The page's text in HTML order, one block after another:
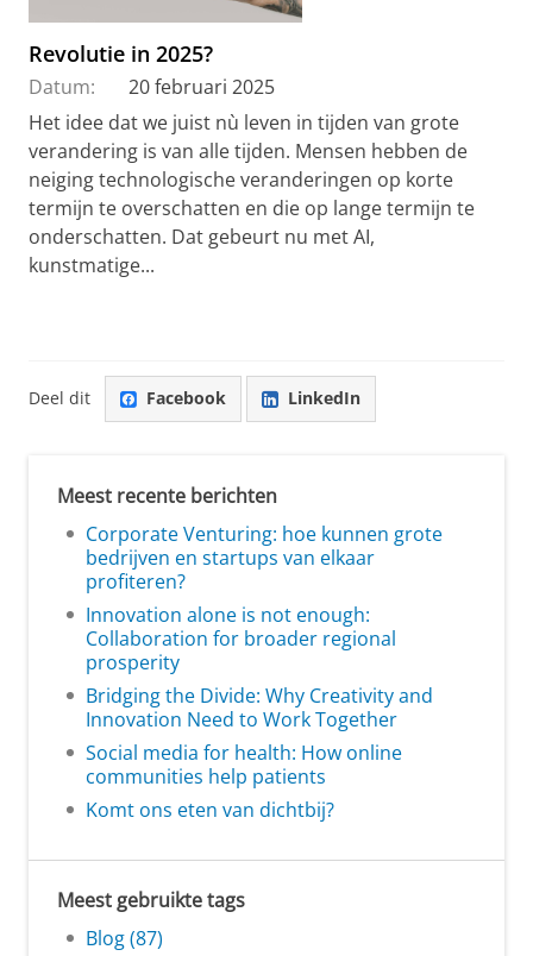
Revolutie in 2025?
Datum:
20 februari 2025
Het idee dat we juist nù leven in tijden van grote
verandering is van alle tijden. Mensen hebben de
neiging technologische veranderingen op korte
termijn te overschatten en die op lange termijn te
onderschatten. Dat gebeurt nu met AI,
kunstmatige...
Deel dit Facebook LinkedIn
Meest recente berichten
Corporate Venturing: hoe kunnen grote
bedrijven en startups van elkaar
profiteren?
Innovation alone is not enough:
Collaboration for broader regional
prosperity
Bridging the Divide: Why Creativity and
Innovation Need to Work Together
Social media for health: How online
communities help patients
Komt ons eten van dichtbij?
Meest gebruikte tags
Blog (87)